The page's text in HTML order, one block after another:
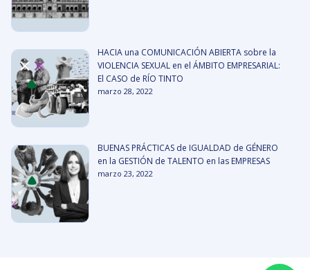
HACIA una COMUNICACIÓN ABIERTA sobre la
VIOLENCIA SEXUAL en el ÁMBITO EMPRESARIAL:
El CASO de RÍO TINTO
marzo 28, 2022
BUENAS PRÁCTICAS de IGUALDAD de GÉNERO
en la GESTIÓN de TALENTO en las EMPRESAS
marzo 23, 2022